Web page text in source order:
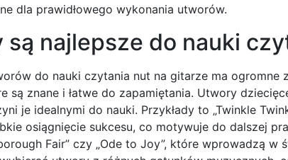
dla prawidłowego wykonania utworów.
najlepsze do nauki
do nauki czytania nut na gitarze ma ogromne
są znane i łatwe do zapamiętania. Utwory
je idealnymi do nauki. Przykłady to „Twinkle
osiągnięcie sukcesu, co motywuje do dalszej
Fair” czy „Ode to Joy”, które wprowadzą